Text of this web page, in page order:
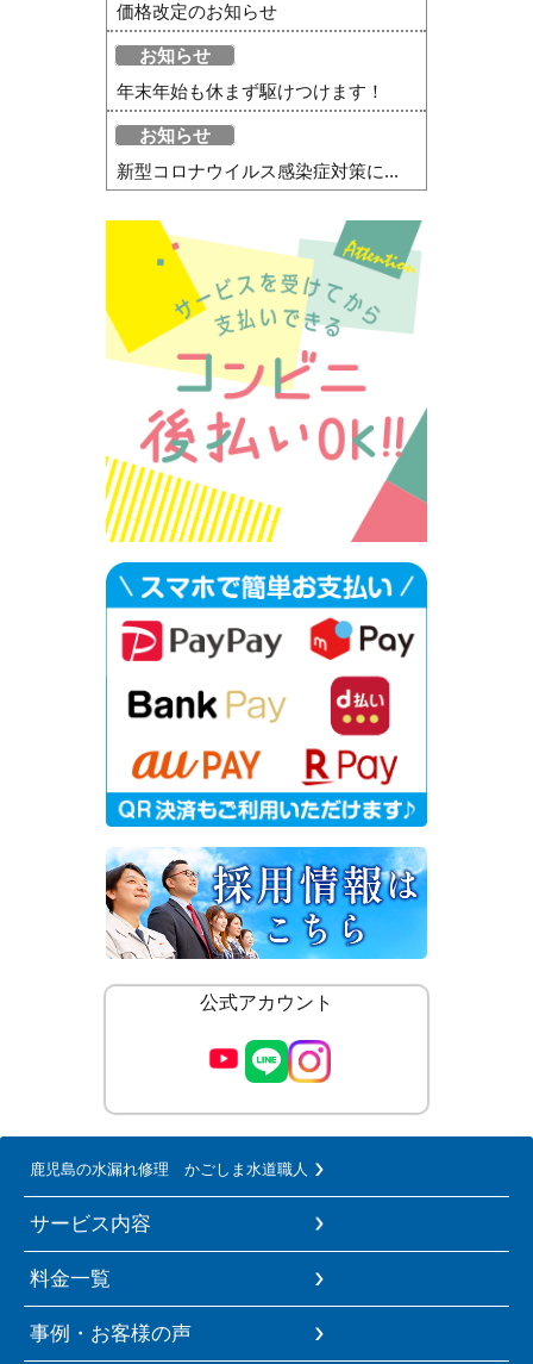
価格改定のお知らせ
お知らせ
年末年始も休まず駆けつけます！
お知らせ
新型コロナウイルス感染症対策に...
公式アカウント
鹿児島の水漏れ修理 かごしま水道職人
サービス内容
料金一覧
事例・お客様の声